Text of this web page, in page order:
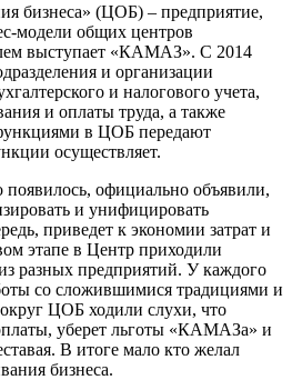
бизнеса» (ЦОБ) – предприятие,
модели общих центров
выступает «КАМАЗ». С 2014
и организации
и налогового учета,
и оплаты труда, а также
в ЦОБ передают
осуществляет.
появилось, официально объявили,
и унифицировать
приведет к экономии затрат и
этапе в Центр приходили
разных предприятий. У каждого
со сложившимися традициями и
ЦОБ ходили слухи, что
уберет льготы «КАМАЗа» и
В итоге мало кто желал
бизнеса.